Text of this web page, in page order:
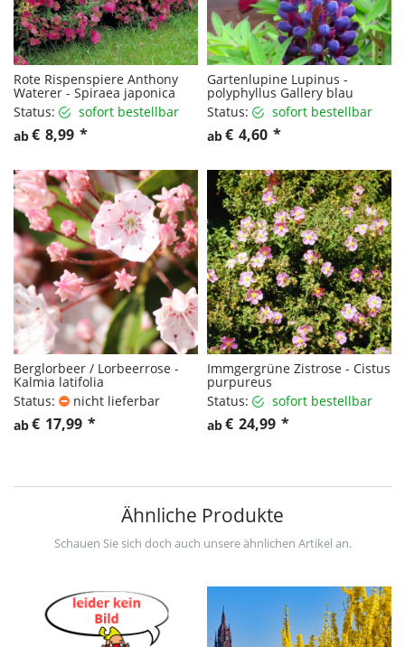
Rote Rispenspiere Anthony
Waterer - Spiraea japonica
Status:
sofort bestellbar
ab€ 8,99 *
Gartenlupine Lupinus -
polyphyllus Gallery blau
Status:
sofort bestellbar
ab€ 4,60 *
Berglorbeer / Lorbeerrose -
Kalmia latifolia
Status:
nicht lieferbar
ab€ 17,99 *
Immgergrüne Zistrose - Cistus
purpureus
Status:
sofort bestellbar
ab€ 24,99 *
Ähnliche Produkte
Schauen Sie sich doch auch unsere ähnlichen Artikel an.